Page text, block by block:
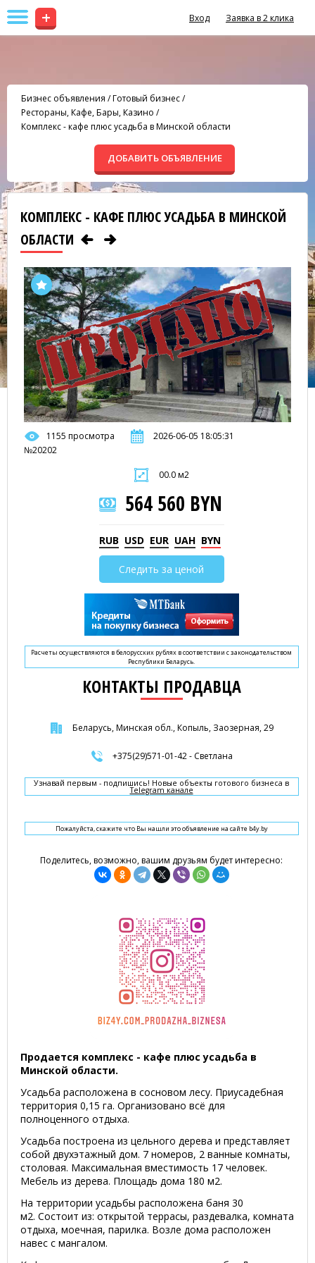
+ Вход Заявка в 2 клика
Бизнес объявления /Готовый бизнес/
Рестораны, Кафе, Бары, Казино /
Комплекс - кафе плюс усадьба в Минской области
ДОБАВИТЬ ОБЪЯВЛЕНИЕ
КОМПЛЕКС - КАФЕ ПЛЮС УСАДЬБА В МИНСКОЙ
ОБЛАСТИ
1155 просмотра
2026-06-05 18:05:31
№20202
00.0 м2
564 560 BYN
RUB USD EUR UAH BYN
Следить за ценой
Расчеты осуществляются в белорусских рублях в соответствии с законодательством
Республики Беларусь.
КОНТАКТЫ ПРОДАВЦА
Беларусь, Минская обл., Копыль, Заозерная, 29
+375(29)571-01-42 - Светлана
Узнавай первым - подпишись! Новые объекты готового бизнеса в
Telegram канале
Пожалуйста, скажите что Вы нашли это объявление на сайте b4y.by
Поделитесь, возможно, вашим друзьям будет интересно:
Продается комплекс - кафе плюс усадьба в
Минской области.
Усадьба расположена в сосновом лесу. Приусадебная
территория 0,15 га. Организовано всё для
полноценного отдыха.
Усадьба построена из цельного дерева и представляет
собой двухэтажный дом. 7 номеров, 2 ванные комнаты,
столовая. Максимальная вместимость 17 человек.
Мебель из дерева. Площадь дома 180 м2.
На территории усадьбы расположена баня 30
м2. Состоит из: открытой террасы, раздевалка, комната
отдыха, моечная, парилка. Возле дома расположен
навес с мангалом.